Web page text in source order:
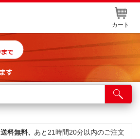
カート
送料無料、 あと21時間20分以内のご注文